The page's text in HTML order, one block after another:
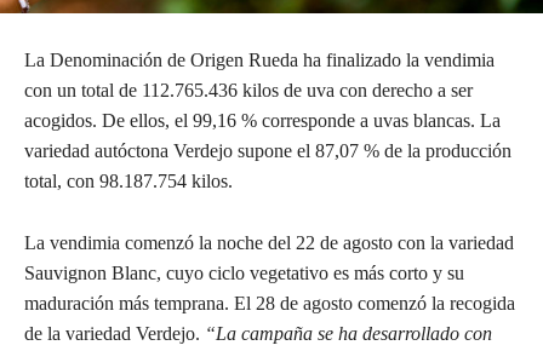
La Denominación de Origen Rueda ha finalizado la vendimia
con un total de 112.765.436 kilos de uva con derecho a ser
acogidos. De ellos, el 99,16 % corresponde a uvas blancas. La
variedad autóctona Verdejo supone el 87,07 % de la producción
total, con 98.187.754 kilos.
La vendimia comenzó la noche del 22 de agosto con la variedad
Sauvignon Blanc, cuyo ciclo vegetativo es más corto y su
maduración más temprana. El 28 de agosto comenzó la recogida
de la variedad Verdejo. “La campaña se ha desarrollado con